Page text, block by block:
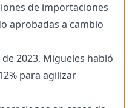
de importaciones
aprobadas a cambio
2023, Migueles habló
para agilizar